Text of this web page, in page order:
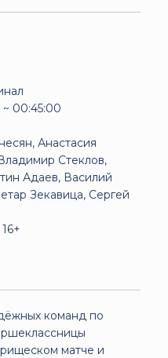
~ 00:45:00
Анастасия
Стеклов,
Адаев, Василий
Зекавица, Сергей
16+
команд по
матче и